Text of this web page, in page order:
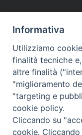
Informativa
Utilizziamo
finalità tecniche
altre finalità
"miglioramento
"targeting e
cookie policy.
Cliccando su
cookie.